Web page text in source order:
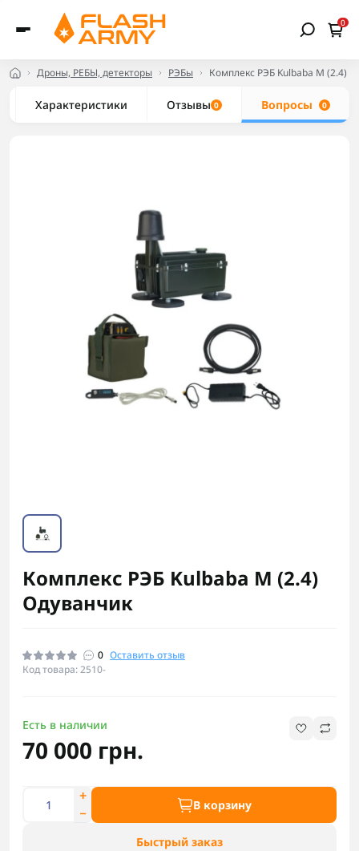
0
Дроны, РЕБЫ, детекторы РЭБы Комплекс РЭБ Kulbaba M (2.4)
Характеристики Отзывы 0 Вопросы 0
Комплекс РЭБ Kulbaba M (2.4)
Одуванчик
0 Оставить отзыв
Код товара: 2510-
Есть в наличии
70 000 грн.
В корзину
Быстрый заказ